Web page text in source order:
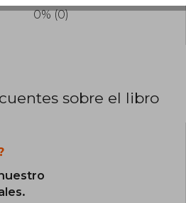
0% (0)
sobre el libro